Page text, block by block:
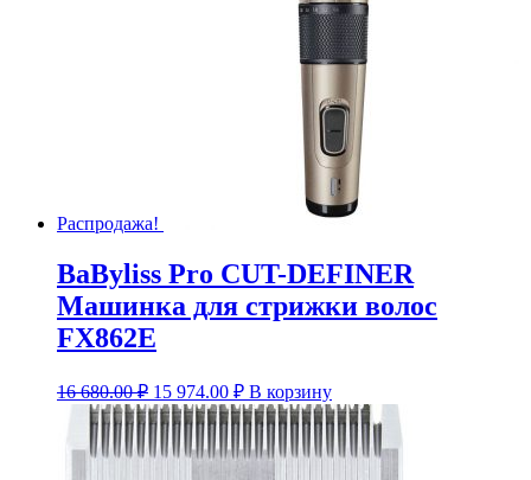
Распродажа!
BaByliss Pro CUT-DEFINER
Машинка для стрижки волос
FX862E
16 680.00₽ 15 974.00 ₽ В корзину